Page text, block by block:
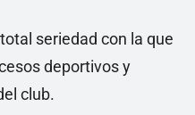
seriedad con la que
deportivos y
club.